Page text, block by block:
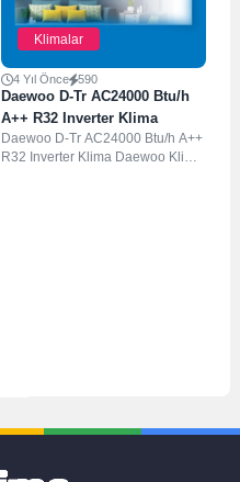
Klimalar
4 Yıl Önce 590
Daewoo D-Tr AC24000 Btu/h
A++ R32 Inverter Klima
Daewoo D-Tr AC24000 Btu/h A++
R32 Inverter Klima Daewoo Klima